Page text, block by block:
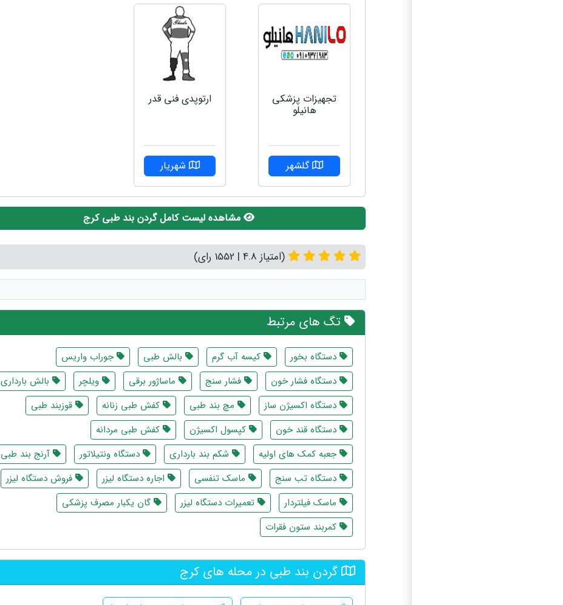
تجهیزات پزشکی
هانیلو
گلشهر
ارتوپدی فنی قدر
شهریار
مشاهده لیست کامل گردن بند طبی کرج
(امتیاز 4.8 | 1552 رای)
تگ های مرتبط
دستگاه بخور کیسه آب گرم بالش طبی
جوراب واریس
دستگاه فشار خون
فشار سنج ماساژور برقی ویلچر
بالش بارداری
دستگاه اکسیژن ساز
مچ بند طبی کفش طبی زنانه
قوزبند طبی
دستگاه قند خون
کپسول اکسیژن
کفش طبی مردانه
جعبه کمک های اولیه
شکم بند بارداری دستگاه ونتیلاتور
آرنج بند طبی
دستگاه تب سنج
ماسک تنفسی اجاره دستگاه لیزر
فروش دستگاه لیزر
ماسک فیلتردار
تعمیرات دستگاه لیزر
گان یکبار مصرف پزشکی
کمربند ستون فقرات
گردن بند طبی در محله های کرج